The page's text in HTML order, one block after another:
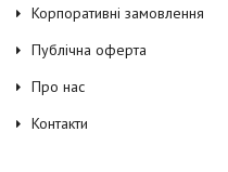
Корпоративні замовлення
Публічна оферта
Про нас
Контакти